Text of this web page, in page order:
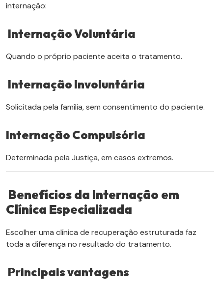
internação:
Internação Voluntária
Quando o próprio paciente aceita o tratamento.
Internação Involuntária
Solicitada pela família, sem consentimento do paciente.
Internação Compulsória
Determinada pela Justiça, em casos extremos.
Benefícios da Internação em
Clínica Especializada
Escolher uma clínica de recuperação estruturada faz
toda a diferença no resultado do tratamento.
Principais vantagens